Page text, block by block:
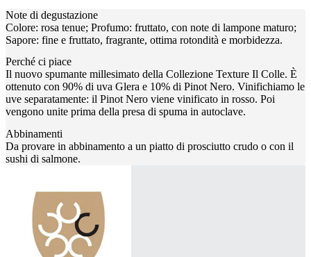
Note di degustazione
Colore: rosa tenue; Profumo: fruttato, con note di lampone maturo;
Sapore: fine e fruttato, fragrante, ottima rotondità e morbidezza.
Perché ci piace
Il nuovo spumante millesimato della Collezione Texture Il Colle. È
ottenuto con 90% di uva Glera e 10% di Pinot Nero. Vinifichiamo le
uve separatamente: il Pinot Nero viene vinificato in rosso. Poi
vengono unite prima della presa di spuma in autoclave.
Abbinamenti
Da provare in abbinamento a un piatto di prosciutto crudo o con il
sushi di salmone.